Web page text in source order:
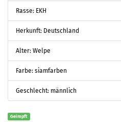
Rasse: EKH
Herkunft: Deutschland
Alter: Welpe
Farbe: siamfarben
Geschlecht: männlich
Geimpft